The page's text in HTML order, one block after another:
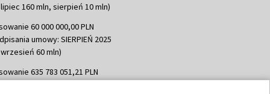
160 mln, sierpień 10 mln)
60 000 000,00 PLN
umowy: SIERPIEŃ 2025
60 mln)
635 783 051,21 PLN